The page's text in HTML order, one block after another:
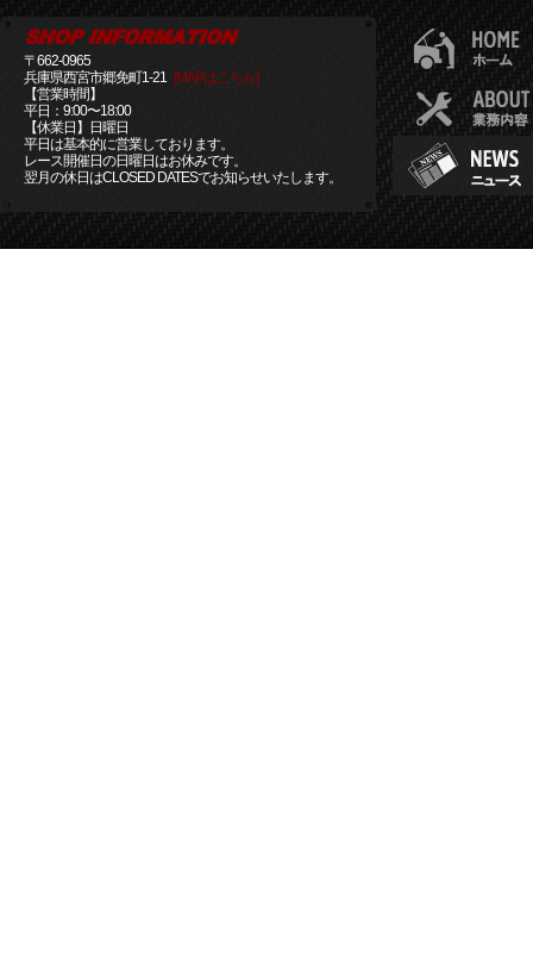
〒662-0965
兵庫県西宮市郷免町1-21 [MAPはこちら]
【営業時間】
平日：9:00〜18:00
【休業日】日曜日
平日は基本的に営業しております。
レース開催日の日曜日はお休みです。
翌月の休日はCLOSED DATESでお知らせいたします。